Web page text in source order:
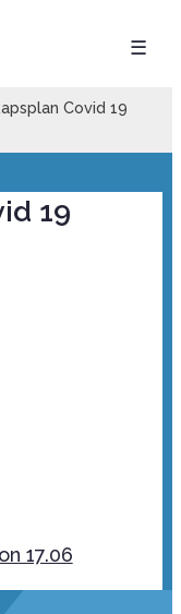
☰
Covid 19
19
17.06